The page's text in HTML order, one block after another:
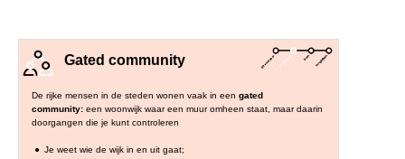
Gated community
De rijke mensen in de steden wonen vaak in een gated
community: een woonwijk waar een muur omheen staat, maar daarin
doorgangen die je kunt controleren
Je weet wie de wijk in en uit gaat;